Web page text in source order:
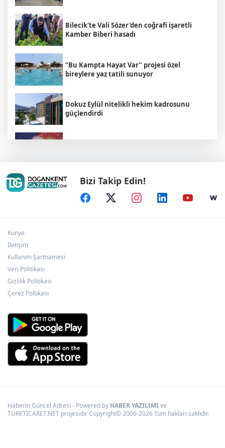
Bilecik'te Vali Sözer'den coğrafi işaretli
Kamber Biberi hasadı
“Bu Kampta Hayat Var” projesi özel
bireylere yaz tatili sunuyor
Dokuz Eylül nitelikli hekim kadrosunu
güçlendirdi
Manisa Büyükşehir İle “Mahallemde Şenlik
Bizi Takip Edin!
Künye
İletişim
Kullanım Şartnamesi
Veri Politikası
Gizlilik Politikası
Çerez Poltikası
Haberin Güncel Adresi - Powered by HABER YAZILIMIve
TURKTICARET.NET projesidir Copyright© 2006-2026 Tüm hakları saklıdır.